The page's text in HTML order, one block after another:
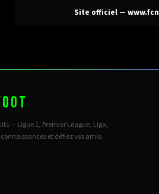
Site officiel —
— Ligue 1, Premier League, Liga,
connaissances et défiez vos amis.